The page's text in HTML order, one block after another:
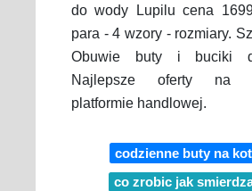
do wody Lupilu cena
para - 4 wzory - rozmiary.
Obuwie buty i buciki
Najlepsze oferty na
platformie handlowej.
codzienne buty na
co zrobic jak